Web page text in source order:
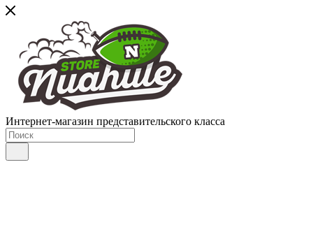
Интернет-магазин представительского класса